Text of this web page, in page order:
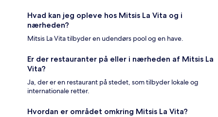
Hvad kan jeg opleve hos Mitsis La Vita og i
nærheden?
Mitsis La Vita tilbyder en udendørs pool og en have.
Er der restauranter på eller i nærheden af Mitsis La
Vita?
Ja, der er en restaurant på stedet, som tilbyder lokale og
internationale retter.
Hvordan er området omkring Mitsis La Vita?